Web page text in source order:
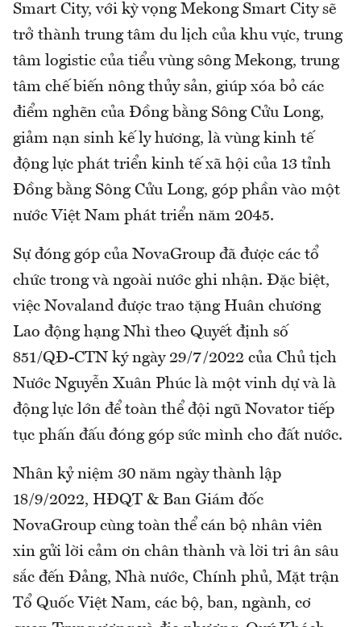
Smart City, với kỳ vọng Mekong Smart City sẽ
trở thành trung tâm du lịch của khu vực, trung
tâm logistic của tiểu vùng sông Mekong, trung
tâm chế biến nông thủy sản, giúp xóa bỏ các
điểm nghẽn của Đồng bằng Sông Cửu Long,
giảm nạn sinh kế ly hương, là vùng kinh tế
động lực phát triển kinh tế xã hội của 13 tỉnh
Đồng bằng Sông Cửu Long, góp phần vào một
nước Việt Nam phát triển năm 2045.
Sự đóng góp của NovaGroup đã được các tổ
chức trong và ngoài nước ghi nhận. Đặc biệt,
việc Novaland được trao tặng Huân chương
Lao động hạng Nhì theo Quyết định số
851/QĐ-CTN ký ngày 29/7/2022 của Chủ tịch
Nước Nguyễn Xuân Phúc là một vinh dự và là
động lực lớn để toàn thể đội ngũ Novator tiếp
tục phấn đấu đóng góp sức mình cho đất nước.
Nhân kỷ niệm 30 năm ngày thành lập
18/9/2022, HĐQT & Ban Giám đốc
NovaGroup cùng toàn thể cán bộ nhân viên
xin gửi lời cảm ơn chân thành và lời tri ân sâu
sắc đến Đảng, Nhà nước, Chính phủ, Mặt trận
Tổ Quốc Việt Nam, các bộ, ban, ngành, cơ